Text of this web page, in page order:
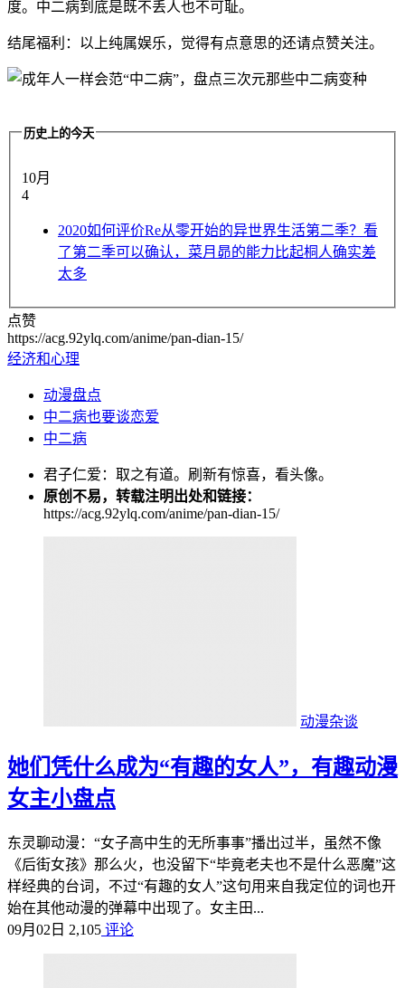
度。中二病到底是既不丢人也不可耻。
结尾福利：以上纯属娱乐，觉得有点意思的还请点赞关注。
历史上的今天
10月
4
2020如何评价Re从零开始的异世界生活第二季？看
了第二季可以确认，菜月昴的能力比起桐人确实差
太多
点赞
https://acg.92ylq.com/anime/pan-dian-15/
经济和心理
动漫盘点
中二病也要谈恋爱
中二病
君子仁爱：取之有道。刷新有惊喜，看头像。
原创不易，转载注明出处和链接：
https://acg.92ylq.com/anime/pan-dian-15/
动漫杂谈
她们凭什么成为“有趣的女人”，有趣动漫
女主小盘点
东灵聊动漫：“女子高中生的无所事事”播出过半，虽然不像
《后街女孩》那么火，也没留下“毕竟老夫也不是什么恶魔”这
样经典的台词，不过“有趣的女人”这句用来自我定位的词也开
始在其他动漫的弹幕中出现了。女主田...
09月02日 2,105 评论